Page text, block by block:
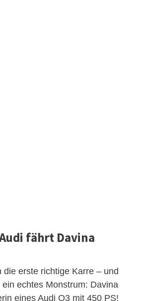
fährt Davina
die erste richtige Karre – und
echtes Monstrum: Davina
eines Audi Q3 mit 450 PS!